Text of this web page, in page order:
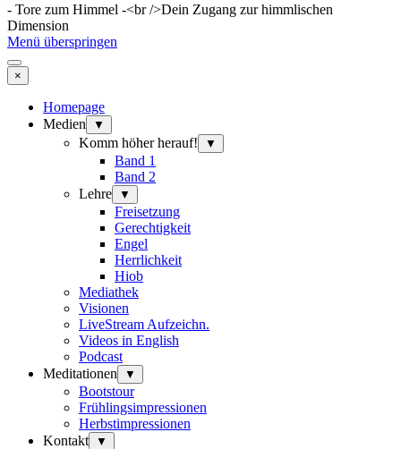
- Tore zum Himmel -<br />Dein Zugang zur himmlischen
Dimension
Menü überspringen
×
Homepage
Medien
▼
Komm höher herauf! ▼
Band 1
Band 2
Lehre
▼
Freisetzung
Gerechtigkeit
Engel
Herrlichkeit
Hiob
Mediathek
Visionen
LiveStream Aufzeichn.
Videos in English
Podcast
Meditationen
▼
Bootstour
Frühlingsimpressionen
Herbstimpressionen
Kontakt
▼